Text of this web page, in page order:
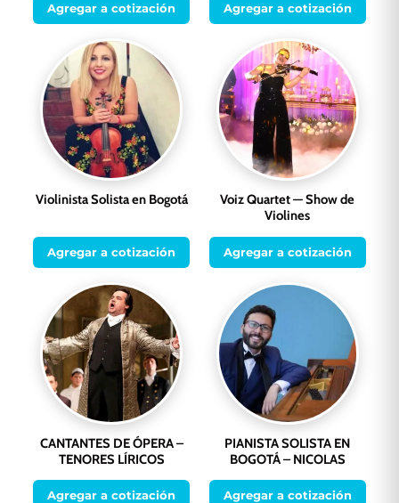
Agregar a cotización Agregar a cotización
Violinista Solista en Bogotá
Agregar a cotización
Voiz Quartet — Show de
Violines
Agregar a cotización
CANTANTES DE ÓPERA –
TENORES LÍRICOS
Agregar a cotización
PIANISTA SOLISTA EN
BOGOTÁ – NICOLAS
Agregar a cotización